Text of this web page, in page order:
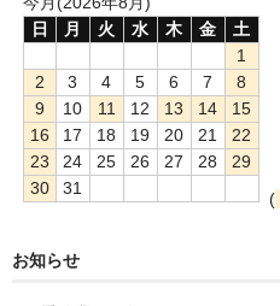
日
月 火 水 木 金
土
1
2
3 4 5 6 7
8
9
10 11 12 13 14
15
16
17 18 19 20 21
22
23
24 25 26 27 28
29
30
31
(
お知らせ